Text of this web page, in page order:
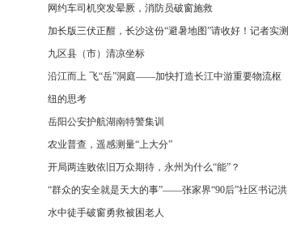
网约车司机突发晕厥，消防员破窗施救
加长版三伏正酣，长沙这份“避暑地图”请收好！记者实测
九区县（市）清凉坐标
沿江而上 飞“岳”洞庭——加快打造长江中游重要物流枢
纽的思考
岳阳公安护航湖南特警集训
农业普查，遥感测量“上大分”
开局两连败依旧万众期待，永州为什么“能”？
“群众的安全就是天大的事”——张家界“90后”社区书记洪
水中徒手破窗勇救被困老人